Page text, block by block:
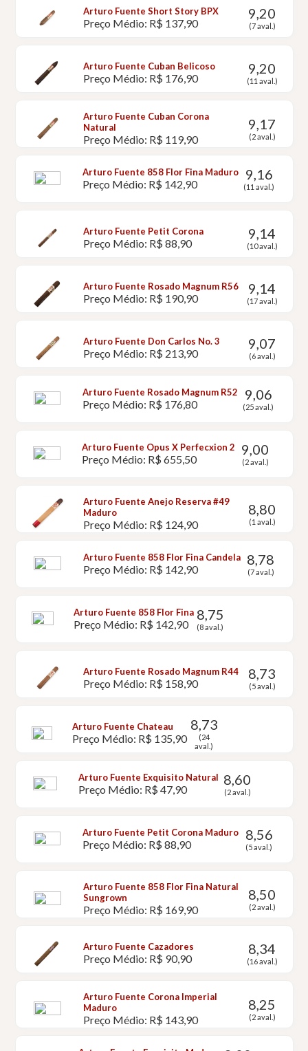
Arturo Fuente Short Story BPX
Preço Médio: R$ 137,90
9,20
(7 aval.)
Arturo Fuente Cuban Belicoso
Preço Médio: R$ 176,90
9,20
(11 aval.)
Arturo Fuente Cuban Corona
Natural
Preço Médio: R$ 119,90
9,17
(2 aval.)
Arturo Fuente 858 Flor Fina Maduro
Preço Médio: R$ 142,90
9,16
(11 aval.)
Arturo Fuente Petit Corona
Preço Médio: R$ 88,90
9,14
(10 aval.)
Arturo Fuente Rosado Magnum R56
Preço Médio: R$ 190,90
9,14
(17 aval.)
Arturo Fuente Don Carlos No. 3
Preço Médio: R$ 213,90
9,07
(6 aval.)
Arturo Fuente Rosado Magnum R52
Preço Médio: R$ 176,80
9,06
(25 aval.)
Arturo Fuente Opus X Perfecxion 2
Preço Médio: R$ 655,50
9,00
(2 aval.)
Arturo Fuente Anejo Reserva #49
Maduro
Preço Médio: R$ 124,90
8,80
(1 aval.)
Arturo Fuente 858 Flor Fina Candela
Preço Médio: R$ 142,90
8,78
(7 aval.)
Arturo Fuente 858 Flor Fina
Preço Médio: R$ 142,90
8,75
(8 aval.)
Arturo Fuente Rosado Magnum R44
Preço Médio: R$ 158,90
8,73
(5 aval.)
Arturo Fuente Chateau
Preço Médio: R$ 135,90
8,73
(24
aval.)
Arturo Fuente Exquisito Natural
Preço Médio: R$ 47,90
8,60
(2 aval.)
Arturo Fuente Petit Corona Maduro
Preço Médio: R$ 88,90
8,56
(5 aval.)
Arturo Fuente 858 Flor Fina Natural
Sungrown
Preço Médio: R$ 169,90
8,50
(2 aval.)
Arturo Fuente Cazadores
Preço Médio: R$ 90,90
8,34
(16 aval.)
Arturo Fuente Corona Imperial
Maduro
Preço Médio: R$ 143,90
8,25
(2 aval.)